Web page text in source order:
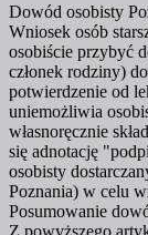
Dowód osobisty
Wniosek osób
osobiście przybyć
członek rodziny)
potwierdzenie od
uniemożliwia
własnoręcznie
się adnotację
osobisty
Poznania) w celu
Posumowanie
Z powyższego